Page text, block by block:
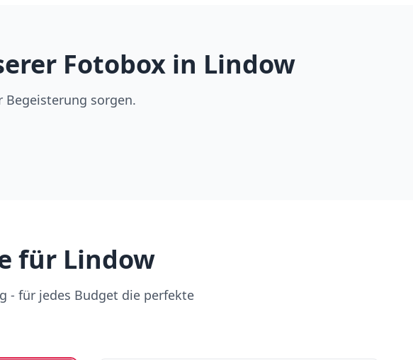
Fotobox in Lindow
Begeisterung sorgen.
für Lindow
- für jedes Budget die perfekte